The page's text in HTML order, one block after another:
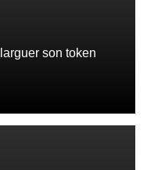
son token